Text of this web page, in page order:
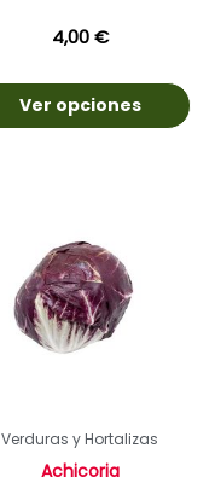
4,00€
Ver opciones
Verduras y Hortalizas
Achicoria